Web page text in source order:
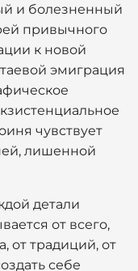
и болезненный
привычного
к новой
эмиграция
чувствует
лишенной
детали
от всего,
от традиций, от
себе